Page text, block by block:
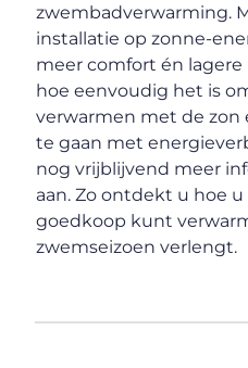
zwembadverwarming.
installatie op zonne-
meer comfort én
hoe eenvoudig het is
verwarmen met de
te gaan met
nog vrijblijvend meer
aan. Zo ontdekt u hoe
goedkoop kunt
zwemseizoen verlengt.